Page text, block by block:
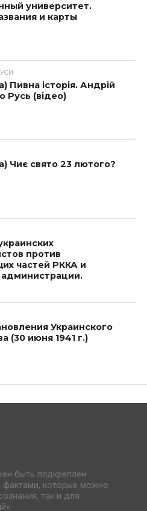
университет.
и карты
Пивна історія. Андрій
Русь (відео)
Чиє свято 23 лютого?
против
частей РККА и
администрации.
Украинского
(30 июня 1941 г.)
быть подкреплен
которые можно
так и для